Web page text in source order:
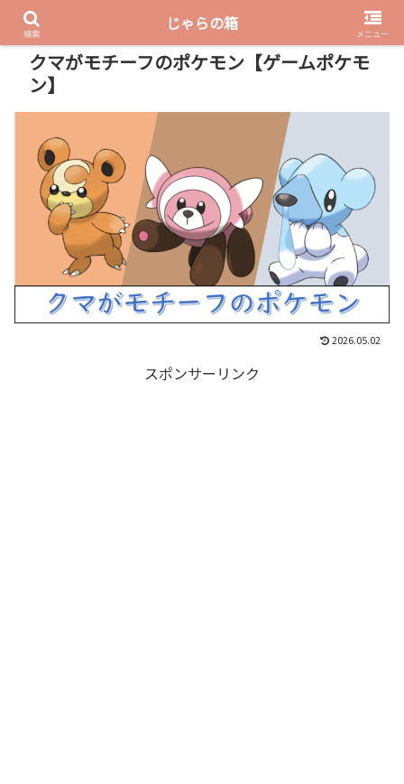
PR
クマがモチーフのポケモン【ゲームポケモ
ン】
2026.05.02
スポンサーリンク
検索
じゃらの箱
メニュー